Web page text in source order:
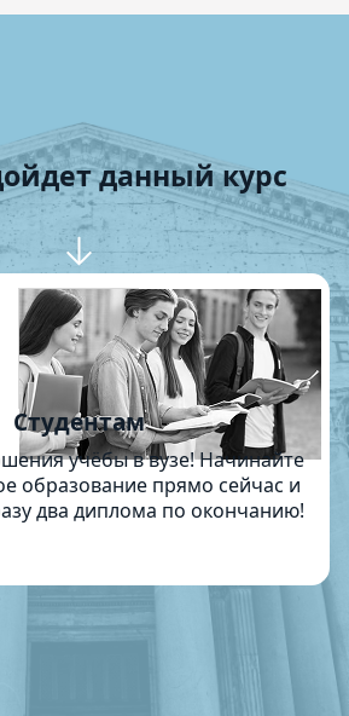
данный курс
Студентам
учёбы в вузе! Начинайте
образование прямо сейчас и
два диплома по окончанию!